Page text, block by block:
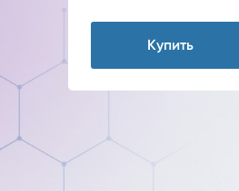
Купить